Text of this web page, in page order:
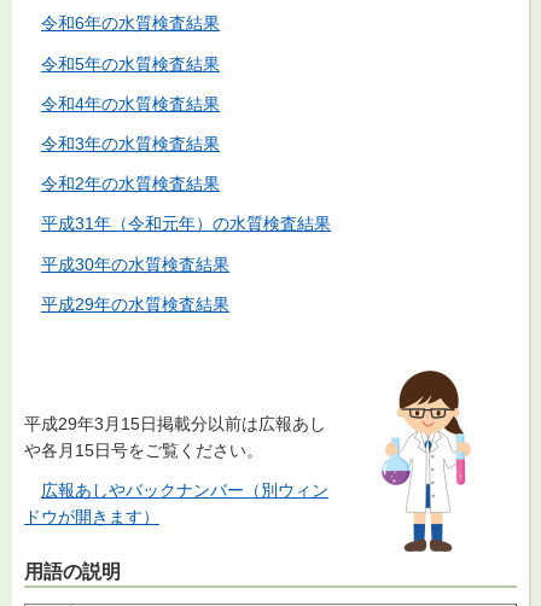
令和6年の水質検査結果
令和5年の水質検査結果
令和4年の水質検査結果
令和3年の水質検査結果
令和2年の水質検査結果
平成31年（令和元年）の水質検査結果
平成30年の水質検査結果
平成29年の水質検査結果
平成29年3月15日掲載分以前は広報あし
や各月15日号をご覧ください。
広報あしやバックナンバー（別ウィン
ドウが開きます）
用語の説明